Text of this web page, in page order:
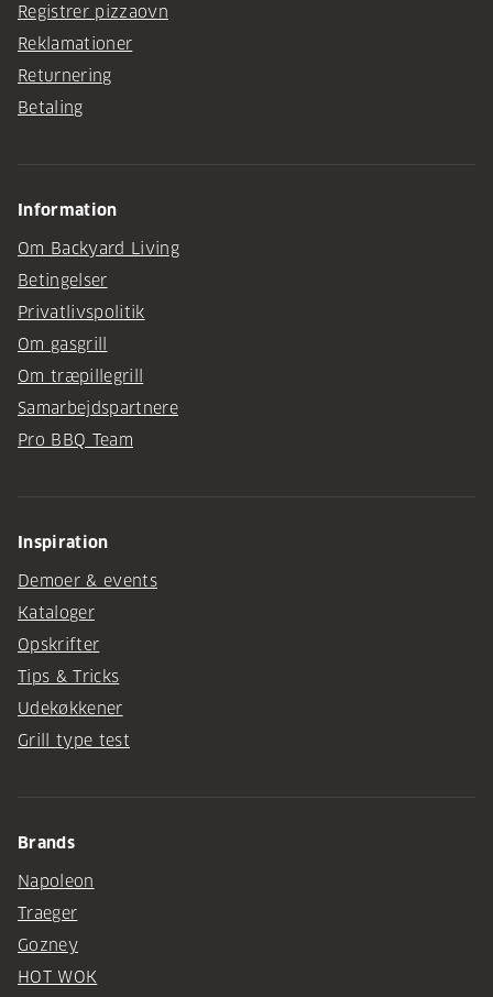
Registrer pizzaovn
Reklamationer
Returnering
Betaling
Information
Om Backyard Living
Betingelser
Privatlivspolitik
Om gasgrill
Om træpillegrill
Samarbejdspartnere
Pro BBQ Team
Inspiration
Demoer & events
Kataloger
Opskrifter
Tips & Tricks
Udekøkkener
Grill type test
Brands
Napoleon
Traeger
Gozney
HOT WOK